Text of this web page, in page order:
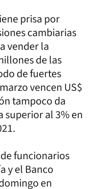
prisa por
cambiarias
vender la
de las
de fuertes
vencen US$
tampoco da
superior al 3% en
funcionarios
y el Banco
en